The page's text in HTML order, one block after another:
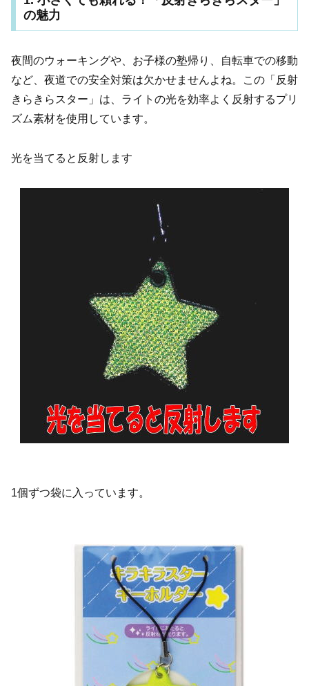
の魅力
夜間のウォーキングや、お子様の塾帰り、自転車での移動
など、夜道での安全対策は欠かせませんよね。この「反射
きらきらスター」は、ライトの光を効率よく反射するプリ
ズム素材を使用しています。
光を当てると反射します
1個ずつ袋に入っています。